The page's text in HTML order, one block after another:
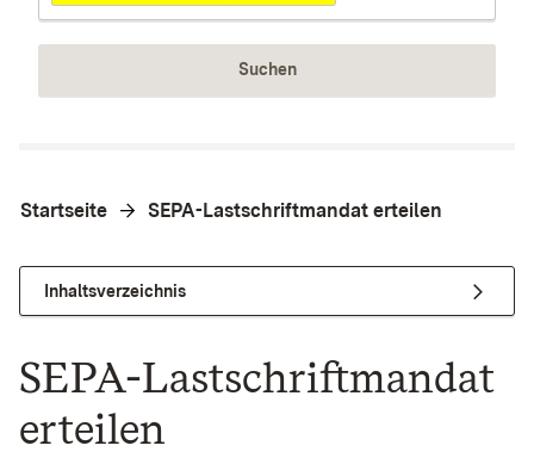
Suchen
Startseite SEPA-Lastschriftmandat erteilen
Inhaltsverzeichnis
SEPA-Lastschriftmandat
erteilen